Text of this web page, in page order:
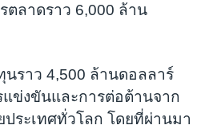
ตลาดราว 6,000 ล้าน
ราว 4,500 ล้านดอลลาร์
ข่งขันและการต่อต้านจาก
ระเทศทั่วโลก โดยที่ผ่านมา